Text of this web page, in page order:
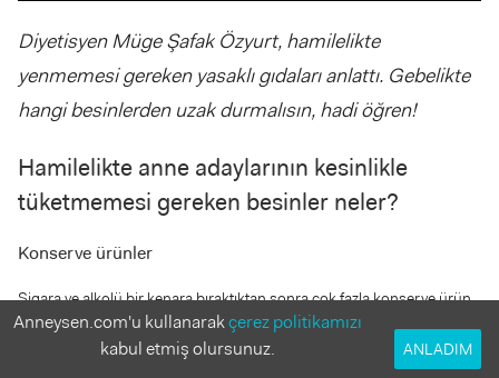
Diyetisyen Müge Şafak Özyurt, hamilelikte
yenmemesi gereken yasaklı gıdaları anlattı. Gebelikte
hangi besinlerden uzak durmalısın, hadi öğren!
Hamilelikte anne adaylarının kesinlikle
tüketmemesi gereken besinler neler?
Konserve ürünler
Sigara ve alkolü bir kenara bıraktıktan sonra çok fazla konserve ürün
tüketilmesini istemiyoruz. Konserve ton balıklarından ya da tenekede
hazırlanan her türlü yiyecekten uzak durmak gerekir. Bazen pratik
Anneysen.com'u kullanarakçerez politikamızı
kabul etmiş olursunuz.
ANLADIM